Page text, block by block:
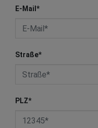
E-Mail *
Straße*
PLZ*